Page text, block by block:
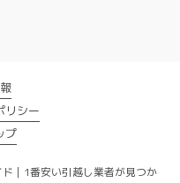
リシー
プ
｜1番安い引越し業者が見つか